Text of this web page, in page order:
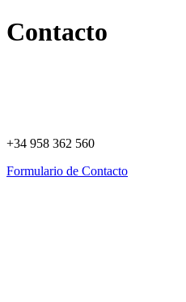
Contacto
+34 958 362 560
Formulario de Contacto